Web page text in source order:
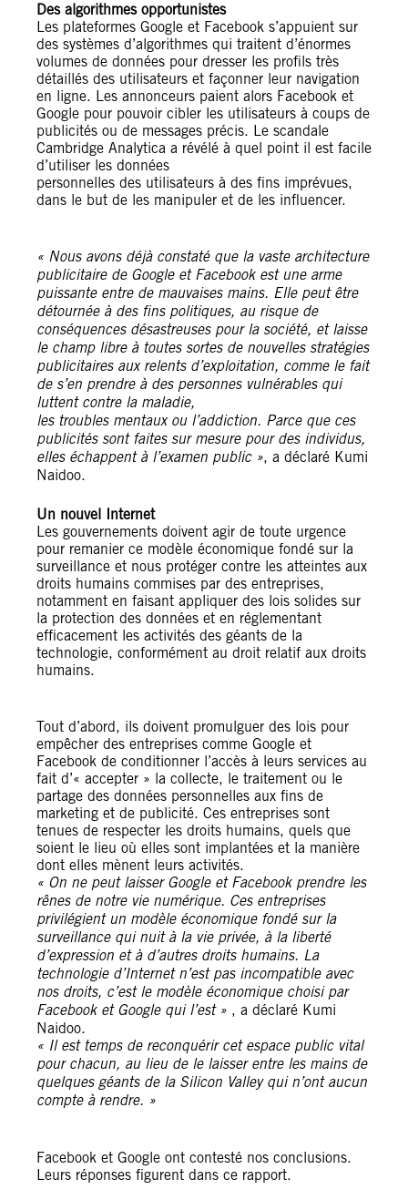
Des algorithmes opportunistes
Les plateformes Google et Facebook s’appuient sur
des systèmes d’algorithmes qui traitent d’énormes
volumes de données pour dresser les profils très
détaillés des utilisateurs et façonner leur navigation
en ligne. Les annonceurs paient alors Facebook et
Google pour pouvoir cibler les utilisateurs à coups de
publicités ou de messages précis. Le scandale
Cambridge Analytica a révélé à quel point il est facile
d’utiliser les données
personnelles des utilisateurs à des fins imprévues,
dans le but de les manipuler et de les influencer.
« Nous avons déjà constaté que la vaste architecture
publicitaire de Google et Facebook est une arme
puissante entre de mauvaises mains. Elle peut être
détournée à des fins politiques, au risque de
conséquences désastreuses pour la société, et laisse
le champ libre à toutes sortes de nouvelles stratégies
publicitaires aux relents d’exploitation, comme le fait
de s’en prendre à des personnes vulnérables qui
luttent contre la maladie,
les troubles mentaux ou l’addiction. Parce que ces
publicités sont faites sur mesure pour des individus,
elles échappent à l’examen public », a déclaré Kumi
Naidoo.
Un nouvel Internet
Les gouvernements doivent agir de toute urgence
pour remanier ce modèle économique fondé sur la
surveillance et nous protéger contre les atteintes aux
droits humains commises par des entreprises,
notamment en faisant appliquer des lois solides sur
la protection des données et en réglementant
efficacement les activités des géants de la
technologie, conformément au droit relatif aux droits
humains.
Tout d’abord, ils doivent promulguer des lois pour
empêcher des entreprises comme Google et
Facebook de conditionner l’accès à leurs services au
fait d’« accepter » la collecte, le traitement ou le
partage des données personnelles aux fins de
marketing et de publicité. Ces entreprises sont
tenues de respecter les droits humains, quels que
soient le lieu où elles sont implantées et la manière
dont elles mènent leurs activités.
« On ne peut laisser Google et Facebook prendre les
rênes de notre vie numérique. Ces entreprises
privilégient un modèle économique fondé sur la
surveillance qui nuit à la vie privée, à la liberté
d’expression et à d’autres droits humains. La
technologie d’Internet n’est pas incompatible avec
nos droits, c’est le modèle économique choisi par
Facebook et Google qui l’est » , a déclaré Kumi
Naidoo.
« Il est temps de reconquérir cet espace public vital
pour chacun, au lieu de le laisser entre les mains de
quelques géants de la Silicon Valley qui n’ont aucun
compte à rendre. »
Facebook et Google ont contesté nos conclusions.
Leurs réponses figurent dans ce rapport.